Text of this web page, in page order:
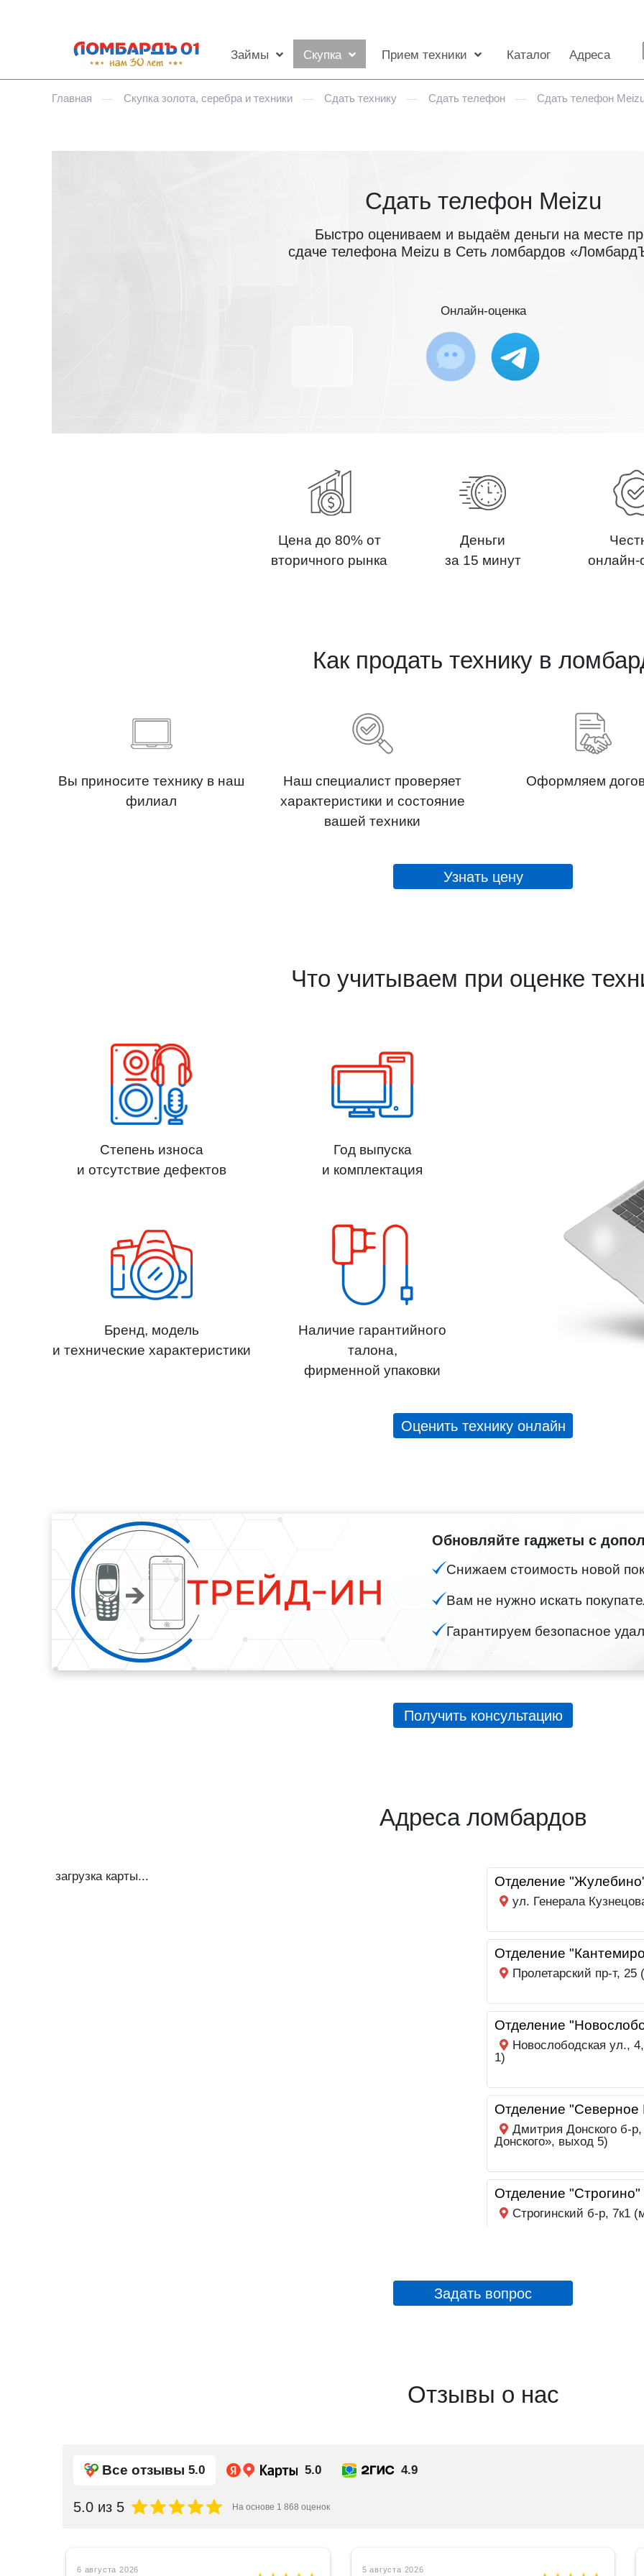
Займы Скупка Прием техники Каталог Адреса
Главная — Скупка золота, серебра и техники — Сдать технику — Сдать телефон — Сдать телефон
Сдать телефон Meizu
Быстро оцениваем и выдаём деньги на месте
сдаче телефона Meizu в Сеть ломбардов
Онлайн-оценка
Цена до 80% от
вторичного рынка
Деньги
за 15 минут
онлайн-
Как продать технику в
Вы приносите технику в наш
филиал
Наш специалист проверяет
характеристики и состояние
вашей техники
Оформляем
Узнать цену
Что учитываем при оценке
Степень износа
и отсутствие дефектов
Год выпуска
и комплектация
Бренд, модель
и технические характеристики
Наличие гарантийного
талона,
фирменной упаковки
Оценить технику онлайн
Обновляйте гаджеты с
Снижаем стоимость новой
Вам не нужно искать
Гарантируем безопасное
Получить консультацию
Адреса ломбардов
загрузка карты... Отделение
ул. Генерала
Отделение
Пролетарский пр-т,
Отделение
Новослободская ул.,
1)
Отделение "Северное
Дмитрия Донского б-
Донского», выход 5)
Отделение "Строгино"
Строгинский б-р, 7к1
Героев Панфиловцев
Задать вопрос
Отзывы о нас
Все отзывы 5.0 5.0 4.9
5.0 из 5 На основе 1 868 оценок
6 августа 2026 5 августа 2026